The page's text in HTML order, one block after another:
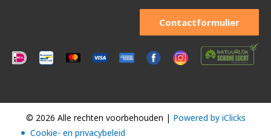
Contactformulier
© 2026 Alle rechten voorbehouden | Powered by iClicks
Cookie- en privacybeleid